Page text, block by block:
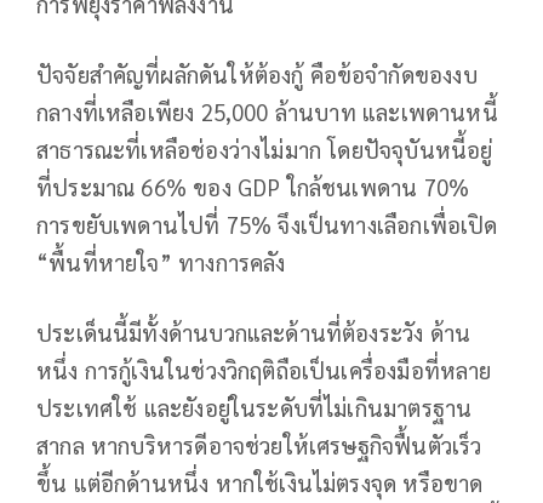
ปัจจัยสำคัญที่ผลักดันให้ต้องกู้ คือข้อจำกัดของงบ
กลางที่เหลือเพียง 25,000 ล้านบาท และเพดานหนี้
สาธารณะที่เหลือช่องว่างไม่มาก โดยปัจจุบันหนี้อยู่
ที่ประมาณ 66% ของ GDP ใกล้ชนเพดาน 70%
การขยับเพดานไปที่ 75% จึงเป็นทางเลือกเพื่อเปิด
“พื้นที่หายใจ” ทางการคลัง
ประเด็นนี้มีทั้งด้านบวกและด้านที่ต้องระวัง ด้าน
หนึ่ง การกู้เงินในช่วงวิกฤติถือเป็นเครื่องมือที่หลาย
ประเทศใช้ และยังอยู่ในระดับที่ไม่เกินมาตรฐาน
สากล หากบริหารดีอาจช่วยให้เศรษฐกิจฟื้นตัวเร็ว
ขึ้น แต่อีกด้านหนึ่ง หากใช้เงินไม่ตรงจุด หรือขาด